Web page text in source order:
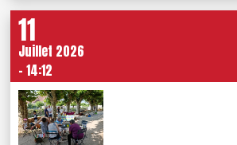
11
Juillet 2026
- 14:12